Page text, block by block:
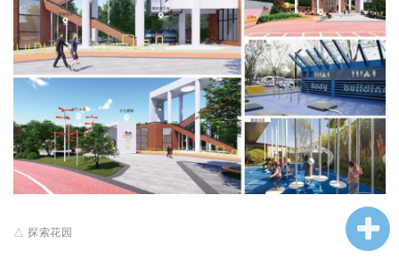
△ 探索花园